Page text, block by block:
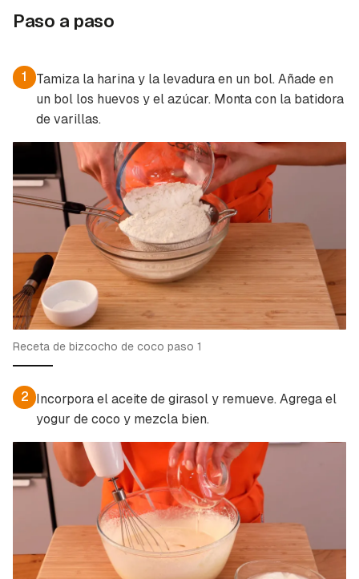
Guardar como favorito
Para poder guardar como favorito, primero has
de iniciar sesión con tu cuenta de Cocinatis.
INICIAR SESIÓN CANCELAR
Paso a paso
1
Tamiza la harina y la levadura en un bol. Añade en
un bol los huevos y el azúcar. Monta con la batidora
de varillas.
Receta de bizcocho de coco paso 1
2 Incorpora el aceite de girasol y remueve. Agrega el
yogur de coco y mezcla bien.
Contenido enviado
Gracias por suscribirte a nuestro boletín.
ACEPTAR